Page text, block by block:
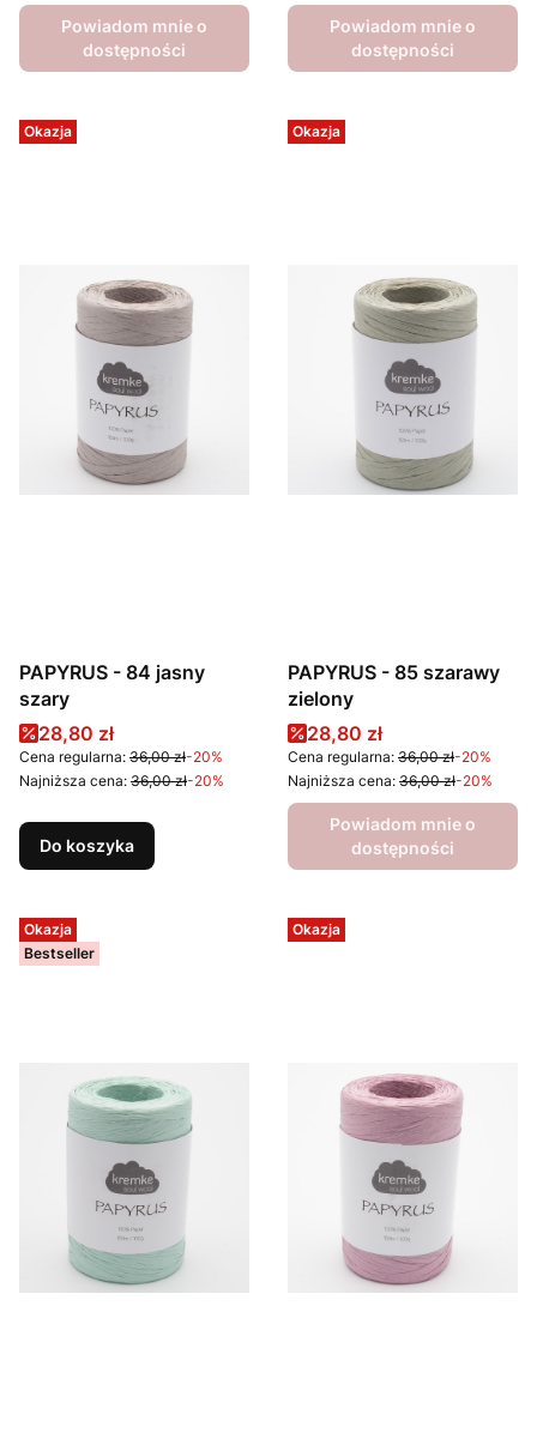
Powiadom mnie o
dostępności
Powiadom mnie o
dostępności
Okazja
PAPYRUS - 84 jasny
szary
Cena promocyjna
28,80 zł
Cena regularna: 36,00 zł-20%
Najniższa cena: 36,00 zł-20%
Do koszyka
Okazja
PAPYRUS - 85 szarawy
zielony
Cena promocyjna
28,80 zł
Cena regularna: 36,00 zł-20%
Najniższa cena: 36,00 zł-20%
Powiadom mnie o
dostępności
Okazja
Bestseller
Okazja